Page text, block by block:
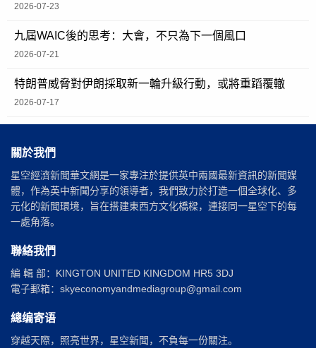
2026-07-23
九屆WAIC後的思考：大會，不只為下一個風口
2026-07-21
特朗普威脅對伊朗採取新一輪升級行動，或將重蹈覆轍
2026-07-17
關於我們
星空經濟新聞華文網是一家專注於提供英中兩國最新資訊的新聞媒
體，作為英中新聞分享的領導者，我們致力於打造一個全球化、多
元化的新聞環境，旨在搭建東西方文化橋樑，連接同一星空下的每
一處角落。
聯絡我們
編 輯 部：KINGTON UNITED KINGDOM HR5 3DJ
電子郵箱：skyeconomyandmediagroup@gmail.com
總编寄语
穿越天際，照亮世界，星空新聞，不負每一份關注。